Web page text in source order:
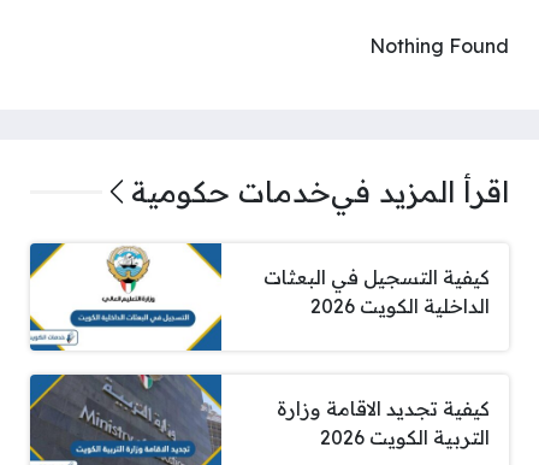
Nothing Found
اقرأ المزيد فيخدمات حكومية
كيفية التسجيل في البعثات
الداخلية الكويت 2026
كيفية تجديد الاقامة وزارة
التربية الكويت 2026